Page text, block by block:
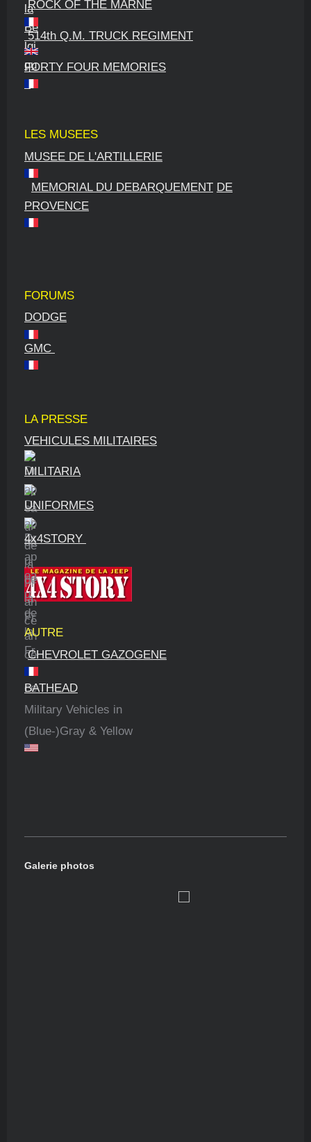
ROCK OF THE MARNE
514th Q.M. TRUCK REGIMENT
FORTY FOUR MEMORIES
LES MUSEES
MUSEE DE L'ARTILLERIE
MEMORIAL DU DEBARQUEMENT DE
PROVENCE
FORUMS
DODGE
GMC
LA PRESSE
VEHICULES MILITAIRES
MILITARIA
UNIFORMES
4x4STORY
AUTRE
CHEVROLET GAZOGENE
BATHEAD
Military Vehicles in
(Blue-)Gray & Yellow
Galerie photos